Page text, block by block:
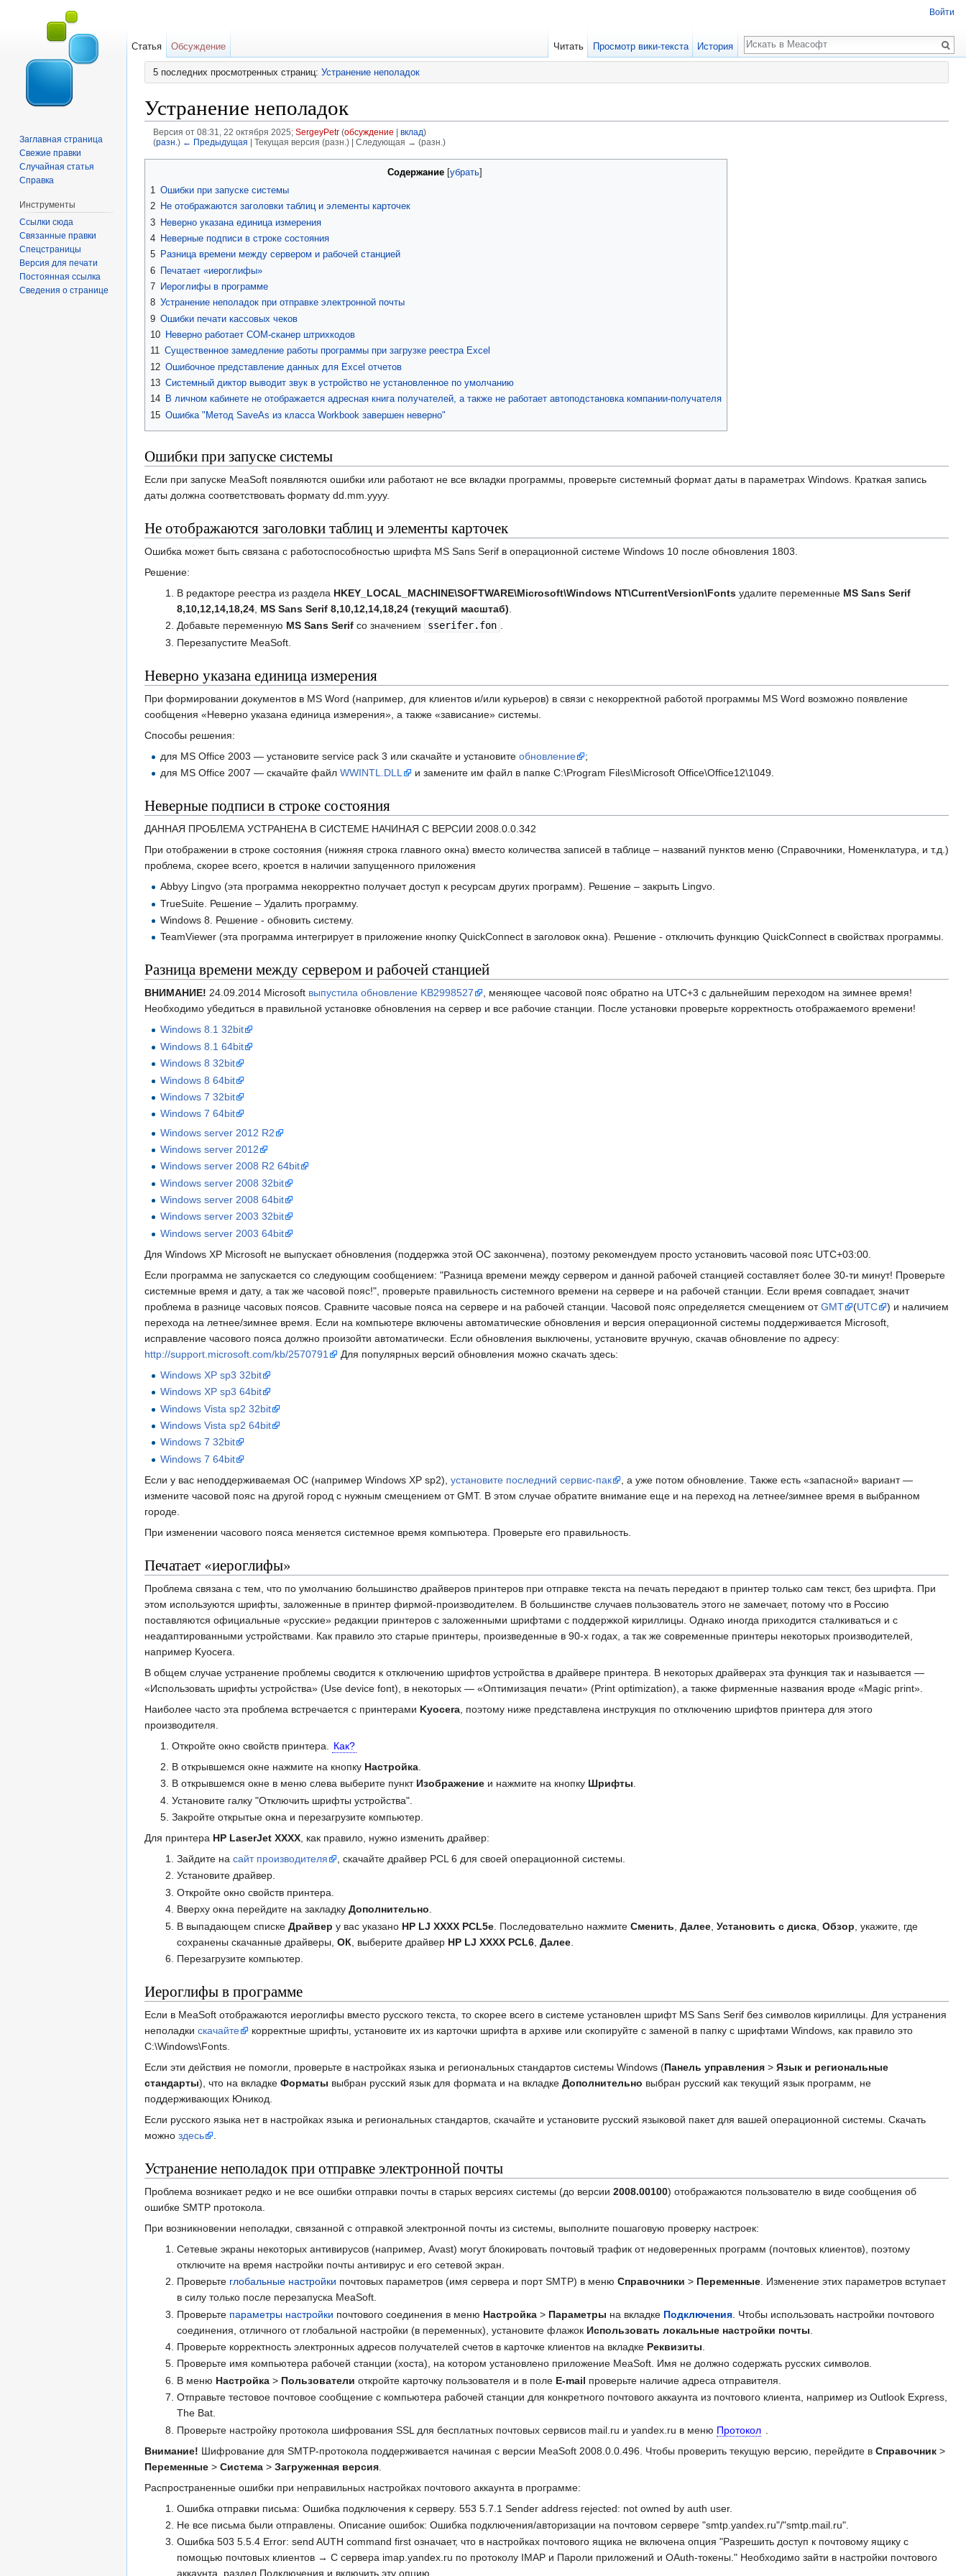
5 последних просмотренных страниц:Устранение неполадок
Устранение неполадок
Версия от 08:31, 22 октября 2025; SergeyPetr (обсуждение | вклад)
(разн. ) ← Предыдущая | Текущая версия (разн.) | Следующая → (разн.)
Содержание[ убрать]
1 Ошибки при запуске системы
2 Не отображаются заголовки таблиц и элементы карточек
3 Неверно указана единица измерения
4 Неверные подписи в строке состояния
5 Разница времени между сервером и рабочей станцией
6 Печатает «иероглифы»
7 Иероглифы в программе
8 Устранение неполадок при отправке электронной почты
9 Ошибки печати кассовых чеков
10 Неверно работает COM-сканер штрихкодов
11 Существенное замедление работы программы при загрузке реестра Excel
12 Ошибочное представление данных для Excel отчетов
13 Системный диктор выводит звук в устройство не установленное по умолчанию
14 В личном кабинете не отображается адресная книга получателей, а также не работает автоподстановка компании-получателя
15 Ошибка "Метод SaveAs из класса Workbook завершен неверно"
Ошибки при запуске системы
Если при запуске MeaSoft появляются ошибки или работают не все вкладки программы, проверьте системный формат даты в параметрах Windows. Краткая запись
даты должна соответствовать формату dd.mm.yyyy.
Не отображаются заголовки таблиц и элементы карточек
Ошибка может быть связана с работоспособностью шрифта MS Sans Serif в операционной системе Windows 10 после обновления 1803.
Решение:
В редакторе реестра из раздела HKEY_LOCAL_MACHINE\SOFTWARE\Microsoft\Windows NT\CurrentVersion\Fontsудалите переменные MS Sans Serif
8,10,12,14,18,24, MS Sans Serif 8,10,12,14,18,24 (текущий масштаб)
Добавьте переменную MS Sans Serifсо значением sserifer.fon .
Перезапустите MeaSoft.
Неверно указана единица измерения
При формировании документов в MS Word (например, для клиентов и/или курьеров) в связи с некорректной работой программы MS Word возможно появление
сообщения «Неверно указана единица измерения», а также «зависание» системы.
Способы решения:
для MS Office 2003 — установите service pack 3 или скачайте и установитеобновление
;
для MS Office 2007 — скачайте файлWWINTL.DLL и замените им файл в папке С:\Program Files\Microsoft Office\Office12\1049.
Неверные подписи в строке состояния
ДАННАЯ ПРОБЛЕМА УСТРАНЕНА В СИСТЕМЕ НАЧИНАЯ С ВЕРСИИ 2008.0.0.342
При отображении в строке состояния (нижняя строка главного окна) вместо количества записей в таблице – названий пунктов меню (Справочники, Номенклатура, и т.д.)
проблема, скорее всего, кроется в наличии запущенного приложения
Abbyy Lingvo (эта программа некорректно получает доступ к ресурсам других программ). Решение – закрыть Lingvo.
TrueSuite. Решение – Удалить программу.
Windows 8. Решение - обновить систему.
TeamViewer (эта программа интегрирует в приложение кнопку QuickConnect в заголовок окна). Решение - отключить функцию QuickConnect в свойствах программы.
Разница времени между сервером и рабочей станцией
ВНИМАНИЕ! 24.09.2014 Microsoft выпустила обновление KB2998527
, меняющее часовой пояс обратно на UTC+3 с дальнейшим переходом на зимнее время!
Необходимо убедиться в правильной установке обновления на сервер и все рабочие станции. После установки проверьте корректность отображаемого времени!
Windows 8.1 32bit
Windows 8.1 64bit
Windows 8 32bit
Windows 8 64bit
Windows 7 32bit
Windows 7 64bit
Windows server 2012 R2
Windows server 2012
Windows server 2008 R2 64bit
Windows server 2008 32bit
Windows server 2008 64bit
Windows server 2003 32bit
Windows server 2003 64bit
Для Windows XP Microsoft не выпускает обновления (поддержка этой ОС закончена), поэтому рекомендуем просто установить часовой пояс UTC+03:00.
Если программа не запускается со следующим сообщением: "Разница времени между сервером и данной рабочей станцией составляет более 30-ти минут! Проверьте
системные время и дату, а так же часовой пояс!", проверьте правильность системного времени на сервере и на рабочей станции. Если время совпадает, значит
проблема в разнице часовых поясов. Сравните часовые пояса на сервере и на рабочей станции. Часовой пояс определяется смещением отGMT (UTC
) и наличием
перехода на летнее/зимнее время. Если на компьютере включены автоматические обновления и версия операционной системы поддерживается Microsoft,
исправление часового пояса должно произойти автоматически. Если обновления выключены, установите вручную, скачав обновление по адресу:
http://support.microsoft.com/kb/2570791
Для популярных версий обновления можно скачать здесь:
Windows XP sp3 32bit
Windows XP sp3 64bit
Windows Vista sp2 32bit
Windows Vista sp2 64bit
Windows 7 32bit
Windows 7 64bit
Если у вас неподдерживаемая ОС (например Windows XP sp2), установите последний сервис-пак
, а уже потом обновление. Также есть «запасной» вариант —
измените часовой пояс на другой город с нужным смещением от GMT. В этом случае обратите внимание еще и на переход на летнее/зимнее время в выбранном
городе.
При изменении часового пояса меняется системное время компьютера. Проверьте его правильность.
Печатает «иероглифы»
Проблема связана с тем, что по умолчанию большинство драйверов принтеров при отправке текста на печать передают в принтер только сам текст, без шрифта. При
этом используются шрифты, заложенные в принтер фирмой-производителем. В большинстве случаев пользователь этого не замечает, потому что в Россию
поставляются официальные «русские» редакции принтеров с заложенными шрифтами с поддержкой кириллицы. Однако иногда приходится сталкиваться и с
неадаптированными устройствами. Как правило это старые принтеры, произведенные в 90-х годах, а так же современные принтеры некоторых производителей,
например Kyocera.
В общем случае устранение проблемы сводится к отключению шрифтов устройства в драйвере принтера. В некоторых драйверах эта функция так и называется —
«Использовать шрифты устройства» (Use device font), в некоторых — «Оптимизация печати» (Print optimization), а также фирменные названия вроде «Magic print».
Наиболее часто эта проблема встречается с принтерами Kyocera , поэтому ниже представлена инструкция по отключению шрифтов принтера для этого
производителя.
1. Откройте окно свойств принтера.
Как?
2. В открывшемся окне нажмите на кнопку Настройка
3. В открывшемся окне в меню слева выберите пункт Изображение и нажмите на кнопку Шрифты
4. Установите галку "Отключить шрифты устройства".
5. Закройте открытые окна и перезагрузите компьютер.
Для принтера HP LaserJet XXXX , как правило, нужно изменить драйвер:
Зайдите на сайт производителя
, скачайте драйвер PCL 6 для своей операционной системы.
Установите драйвер.
Откройте окно свойств принтера.
Вверху окна перейдите на закладку Дополнительно
В выпадающем списке Драйвер у вас указано НР LJ XXXX PCL5e. Последовательно нажмите Сменить Далее, Установить с диска, Обзор , укажите, где
сохранены скачанные драйверы, ОК , выберите драйвер НР LJ XXXX PCL6, Далее.
Перезагрузите компьютер.
Иероглифы в программе
Если в MeaSoft отображаются иероглифы вместо русского текста, то скорее всего в системе установлен шрифт MS Sans Serif без символов кириллицы. Для устранения
неполадки скачайте
корректные шрифты, установите их из карточки шрифта в архиве или скопируйте с заменой в папку с шрифтами Windows, как правило это
C:\Windows\Fonts.
Если эти действия не помогли, проверьте в настройках языка и региональных стандартов системы Windows (Панель управления > Язык и региональные
стандарты), что на вкладке Форматы выбран русский язык для формата и на вкладке Дополнительно выбран русский как текущий язык программ, не
поддерживающих Юникод.
Если русского языка нет в настройках языка и региональных стандартов, скачайте и установите русский языковой пакет для вашей операционной системы. Скачать
можно здесь
Устранение неполадок при отправке электронной почты
Проблема возникает редко и не все ошибки отправки почты в старых версиях системы (до версии 2008.00100) отображаются пользователю в виде сообщения об
ошибке SMTP протокола.
При возникновении неполадки, связанной с отправкой электронной почты из системы, выполните пошаговую проверку настроек:
Сетевые экраны некоторых антивирусов (например, Avast) могут блокировать почтовый трафик от недоверенных программ (почтовых клиентов), поэтому
отключите на время настройки почты антивирус и его сетевой экран.
Проверьте глобальные настройки почтовых параметров (имя сервера и порт SMTP) в меню Справочники > Переменные. Изменение этих параметров вступает
в силу только после перезапуска MeaSoft.
Проверьте параметры настройки почтового соединения в меню Настройка> Параметры на вкладке Подключения. Чтобы использовать настройки почтового
соединения, отличного от глобальной настройки (в переменных), установите флажок Использовать локальные настройки почты
Проверьте корректность электронных адресов получателей счетов в карточке клиентов на вкладке Реквизиты
Проверьте имя компьютера рабочей станции (хоста), на котором установлено приложение MeaSoft. Имя не должно содержать русских символов.
В меню Настройка> Пользователи откройте карточку пользователя и в поле E-mail проверьте наличие адреса отправителя.
Отправьте тестовое почтовое сообщение с компьютера рабочей станции для конкретного почтового аккаунта из почтового клиента, например из Outlook Express,
The Bat.
Проверьте настройку протокола шифрования SSL для бесплатных почтовых сервисов mail.ru и yandex.ru в меню Протокол
Внимание! Шифрование для SMTP-протокола поддерживается начиная с версии MeaSoft 2008.0.0.496. Чтобы проверить текущую версию, перейдите в Справочник >
Переменные > Система > Загруженная версия
Распространенные ошибки при неправильных настройках почтового аккаунта в программе:
Ошибка отправки письма: Ошибка подключения к серверу. 553 5.7.1 Sender address rejected: not owned by auth user.
Не все письма были отправлены. Описание ошибок: Ошибка подключения/авторизации на почтовом сервере "smtp.yandex.ru"/"smtp.mail.ru".
Ошибка 503 5.5.4 Error: send AUTH command first означает, что в настройках почтового ящика не включена опция "Разрешить доступ к почтовому ящику с
помощью почтовых клиентов → С сервера imap.yandex.ru по протоколу IMAP и Пароли приложений и OAuth-токены." Необходимо зайти в настройки почтового
аккаунта, раздел Подключения и включить эту опцию.
Войти
Статья Обсуждение Читать Просмотр вики-текста История
Поиск
Заглавная страница
Свежие правки
Случайная статья
Справка
Инструменты
Ссылки сюда
Связанные правки
Спецстраницы
Версия для печати
Постоянная ссылка
Сведения о странице